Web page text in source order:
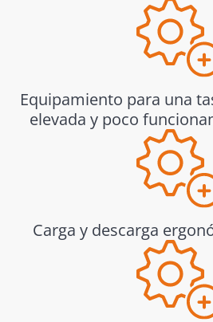
Equipamiento para una
elevada y poco
Carga y descarga